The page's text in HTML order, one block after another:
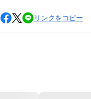
リンクをコピー